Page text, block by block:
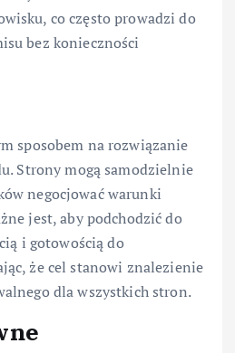
co często prowadzi do
bez konieczności
sposobem na rozwiązanie
Strony mogą samodzielnie
negocjować warunki
jest, aby podchodzić do
i gotowością do
że cel stanowi znalezienie
dla wszystkich stron.